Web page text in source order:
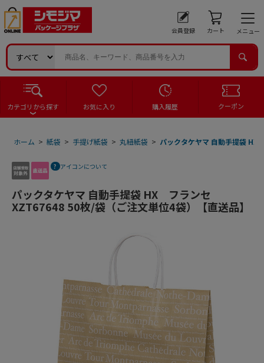
会員登録 カート メニュー
カテゴリから探す お気に入り 購入履歴 クーポン
ホーム > 紙袋 > 手提げ紙袋 > 丸紐紙袋 > パックタケヤマ 自動手提袋
アイコンについて
パックタケヤマ 自動手提袋 HX フランセ
XZT67648 50枚/袋（ご注文単位4袋）【直送品】